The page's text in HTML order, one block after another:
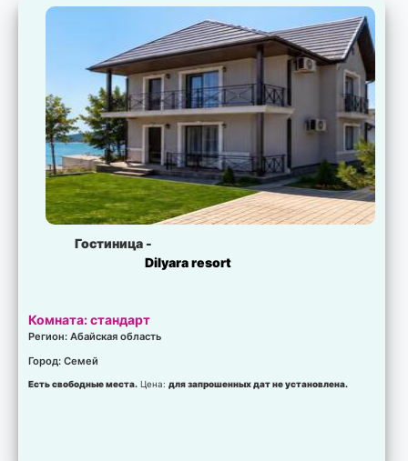
Гостиница -
Dilyara resort
Комната: стандарт
Регион: Абайская область
Город: Семей
Есть свободные места. Цена:для запрошенных дат не установлена.